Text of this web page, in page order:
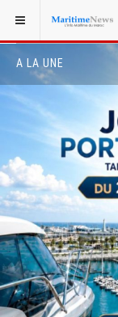
A LA UNE
CROISIÈRE
Croisières :
sur ce
RÉDACTION
Alors que le